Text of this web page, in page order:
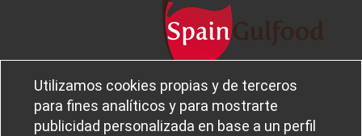
Utilizamos cookies propias y de terceros
para fines analíticos y para mostrarte
publicidad personalizada en base a un perfil
Sobre
Ferba
Aviso legal
Política de privacidad
Política de cookies